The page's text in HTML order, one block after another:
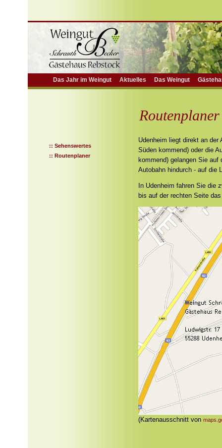
Das Jahr im Weingut Aktuelles Das Weingut
:: Sehenswertes
:: Routenplaner
Routenplaner
Udenheim liegt direkt an der
Süden kommend) oder die
kommend) gelangen Sie auf
Autobahn hindurch - auf die
In Udenheim fahren Sie die
bis auf der rechten Seite
(Kartenausschnitt von